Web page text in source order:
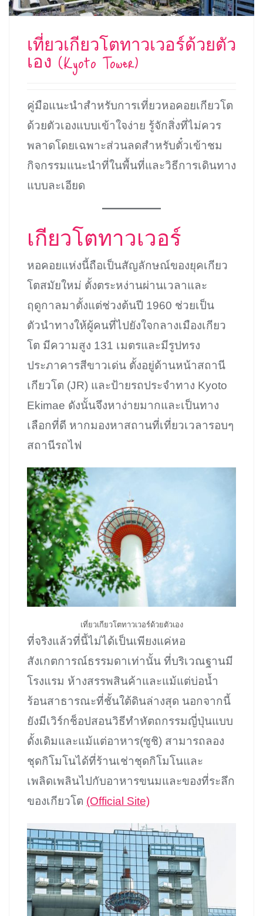
เที่ยวเกียวโตทาวเวอร์ด้วยตัว
เอง (Kyoto Tower)
คู่มือแนะนำสำหรับการเที่ยวหอคอยเกียวโต
ด้วยตัวเองแบบเข้าใจง่าย รู้จักสิ่งที่ไม่ควร
พลาดโดยเฉพาะส่วนลดสำหรับตั๋วเข้าชม
กิจกรรมแนะนำที่ในพื้นที่และวิธีการเดินทาง
แบบละเอียด
เกียวโตทาวเวอร์
หอคอยแห่งนี้ถือเป็นสัญลักษณ์ของยุคเกียว
โตสมัยใหม่ ตั้งตระหง่านผ่านเวลาและ
ฤดูกาลมาตั้งแต่ช่วงต้นปี 1960 ช่วยเป็น
ตัวนำทางให้ผู้คนที่ไปยังใจกลางเมืองเกียว
โต มีความสูง 131 เมตรและมีรูปทรง
ประภาคารสีขาวเด่น ตั้งอยู่ด้านหน้าสถานี
เกียวโต (JR) และป้ายรถประจำทาง Kyoto
Ekimae ดังนั้นจึงหาง่ายมากและเป็นทาง
เลือกที่ดี หากมองหาสถานที่เที่ยวเวลารอบๆ
สถานีรถไฟ
เที่ยวเกียวโตทาวเวอร์ด้วยตัวเอง
ที่จริงแล้วที่นี้ไม่ได้เป็นเพียงแค่หอ
สังเกตการณ์ธรรมดาเท่านั้น ที่บริเวณฐานมี
โรงแรม ห้างสรรพสินค้าและแม้แต่บ่อน้ำ
ร้อนสาธารณะที่ชั้นใต้ดินล่างสุด นอกจากนี้
ยังมีเวิร์กช็อปสอนวิธีทำหัตถกรรมญี่ปุ่นแบบ
ดั้งเดิมและแม้แต่อาหาร(ซูชิ) สามารถลอง
ชุดกิโมโนได้ที่ร้านเช่าชุดกิโมโนและ
เพลิดเพลินไปกับอาหารขนมและของที่ระลึก
ของเกียวโต (Official Site)